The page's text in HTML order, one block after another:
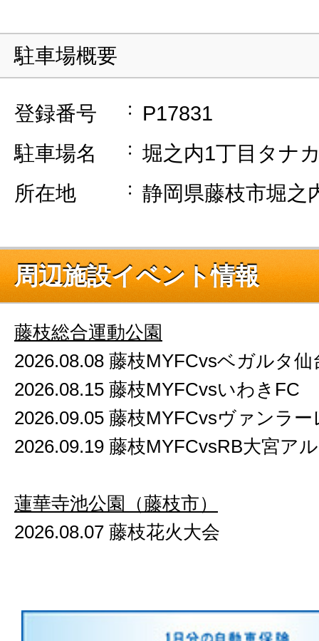
駐車場概要
登録番号
P17831
駐車場名
堀之内1丁目タナ
所在地
静岡県藤枝市堀之
周辺施設イベント情報
藤枝総合運動公園
2026.08.08 藤枝MYFCvsベガルタ仙
2026.08.15 藤枝MYFCvsいわきFC
2026.09.05 藤枝MYFCvsヴァンラー
2026.09.19 藤枝MYFCvsRB大宮ア
蓮華寺池公園（藤枝市）
2026.08.07 藤枝花火大会